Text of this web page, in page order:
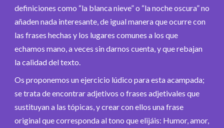
definiciones como “la blanca nieve” o “la noche oscura” no
añaden nada interesante, de igual manera que ocurre con
las frases hechas y los lugares comunes a los que
echamos mano, a veces sin darnos cuenta, y que rebajan
la calidad del texto.
Os proponemos un ejercicio lúdico para esta acampada;
se trata de encontrar adjetivos o frases adjetivales que
sustituyan a las tópicas, y crear con ellos una frase
original que corresponda al tono que elijáis: Humor, amor,